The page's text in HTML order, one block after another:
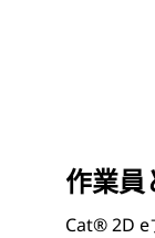
作業員
Cat® 2D e